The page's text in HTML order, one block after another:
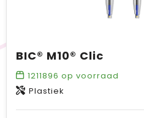
BIC® M10® Clic
1211896 op voorraad
Plastiek